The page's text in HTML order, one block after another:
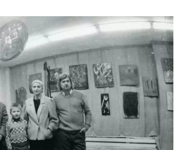
МАРГІНАЛІЇ
ПЛАТФОРМА
ЗАПАЛЕННЯ
ПРО РІЗДВЯНІ СВЯТА